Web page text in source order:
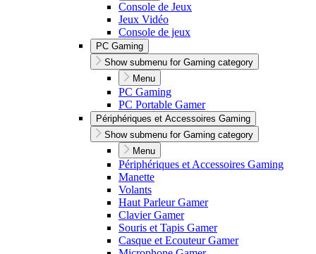
Console de Jeux
Jeux Vidéo
Console de jeux
PC Gaming
Show submenu for Gaming category
Menu
PC Gaming
PC Portable Gamer
Périphériques et Accessoires Gaming
Show submenu for Gaming category
Menu
Périphériques et Accessoires Gaming
Manette
Volants
Haut Parleur Gamer
Clavier Gamer
Souris et Tapis Gamer
Casque et Ecouteur Gamer